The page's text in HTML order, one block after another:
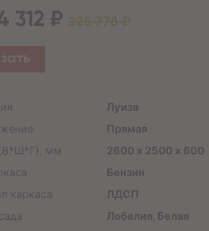
312 ₽ 225 778 ₽
Луиза
Прямая
мм
2600 х 2500 х 600
Бензин
каркаса
ЛДСП
Лобелия, Белая